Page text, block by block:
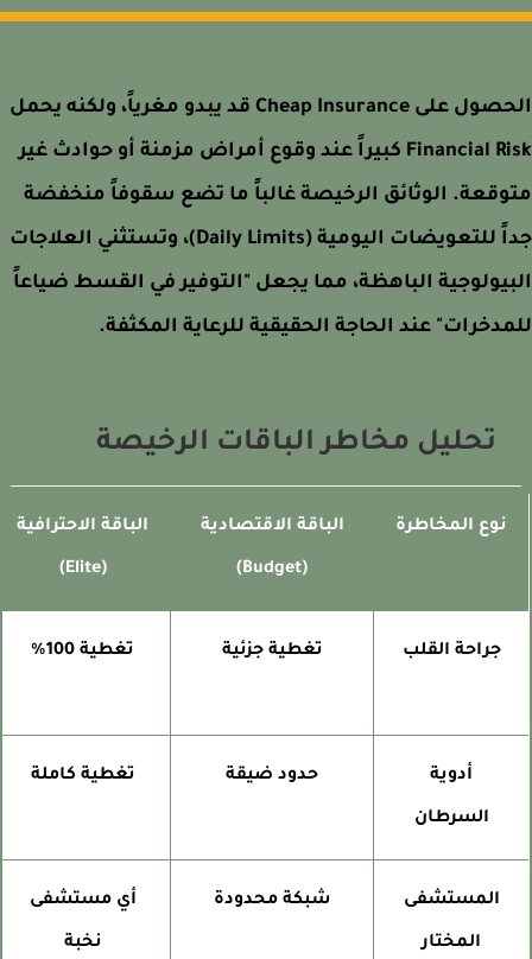
الحصول على Cheap Insurance قد يبدو مغرياً، ولكنه يحمل
Financial Risk كبيراً عند وقوع أمراض مزمنة أو حوادث غير
الوثائق الرخيصة غالباً ما تضع سقوفاً منخفضة
جداً للتعويضات اليومية (Daily Limits)، وتستثني العلاجات
الباهظة، مما يجعل "التوفير في القسط ضياعاً
عند الحاجة الحقيقية للرعاية المكثفة.
تحليل مخاطر الباقات الرخيصة
نوع المخاطرة الباقة الاقتصادية الباقة الاحترافية
جراحة القلب تغطية جزئية تغطية 100%
أدوية
السرطان
حدود ضيقة تغطية كاملة
المستشفى
المختار
شبكة محدودة أي مستشفى
نخبة